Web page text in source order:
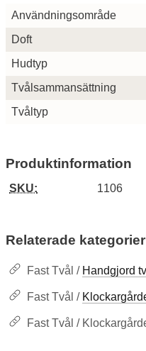
Egenskaper/attribut för
Attribut Värde
Användningsområde
Doft
Hudtyp
Tvålsammansättning
Tvåltyp
Produktinformation
SKU: 1106
Relaterade kategorier
Fast Tvål / Handgjord
Fast Tvål /
Fast Tvål /